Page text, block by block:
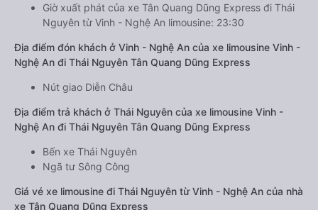
Giờ xuất phát của xe Tân Quang Dũng Express đi Thái
Nguyên từ Vinh - Nghệ An limousine: 23:30
Địa điểm đón khách ở Vinh - Nghệ An của xe limousine Vinh -
Nghệ An đi Thái Nguyên Tân Quang Dũng Express
Nút giao Diễn Châu
Địa điểm trả khách ở Thái Nguyên của xe limousine Vinh -
Nghệ An đi Thái Nguyên Tân Quang Dũng Express
Bến xe Thái Nguyên
Ngã tư Sông Công
Giá vé xe limousine đi Thái Nguyên từ Vinh - Nghệ An của nhà
xe Tân Quang Dũng Express